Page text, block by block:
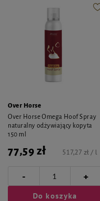
Over Horse
Over Horse Omega Hoof Spray
naturalny odżywiający kopyta
150 ml
77,59 zł 517,27 zł / l
- +
Do koszyka